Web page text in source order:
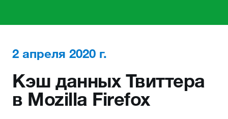
2 апреля 2020 г.
Кэш данных Твиттера
в Mozilla Firefox